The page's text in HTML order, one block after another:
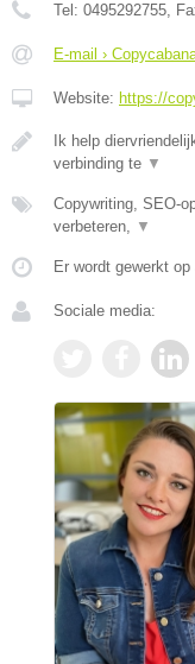
Tel: 0495292755,
E-mail ›
Website: https://
Ik help
verbinding te ▼
Copywriting, SEO-
verbeteren, ▼
Er wordt gewerkt
Sociale media: